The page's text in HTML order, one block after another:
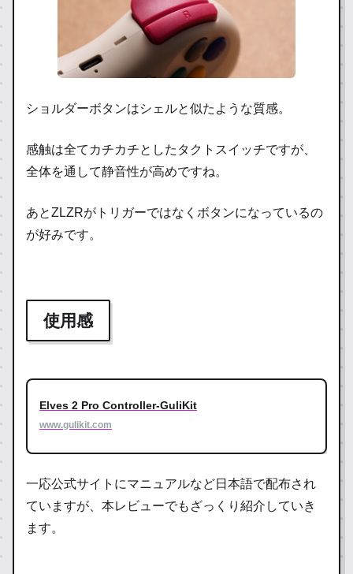
ショルダーボタンはシェルと似たような質感。
感触は全てカチカチとしたタクトスイッチですが、
全体を通して静音性が高めですね。
あとZLZRがトリガーではなくボタンになっているの
が好みです。
使用感
Elves 2 Pro Controller-GuliKit
www.gulikit.com
一応公式サイトにマニュアルなど日本語で配布され
ていますが、本レビューでもざっくり紹介していき
ます。